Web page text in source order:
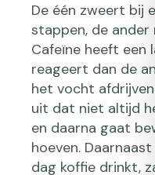
De één zweert bij
stappen, de
Cafeïne heeft een
reageert dan de
het vocht
uit dat niet altijd
en daarna gaat
hoeven.
dag koffie drinkt,